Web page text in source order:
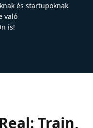
és startupoknak
való
is!
Train,